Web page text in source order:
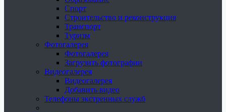
Спорт
Строительство и реконструкция
Транспорт
Туризм
Фотогалерея
Фотогалерея
Загрузить фотографии
Видеогалерея
Видеогалерея
Добавить видео
Телефоны экстренных служб